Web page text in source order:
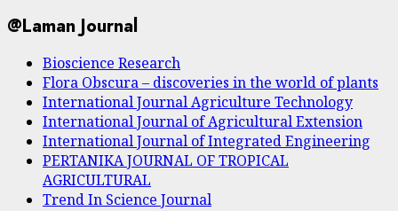
@Laman Journal
Bioscience Research
Flora Obscura – discoveries in the world of plants
International Journal Agriculture Technology
International Journal of Agricultural Extension
International Journal of Integrated Engineering
PERTANIKA JOURNAL OF TROPICAL
AGRICULTURAL
Trend In Science Journal